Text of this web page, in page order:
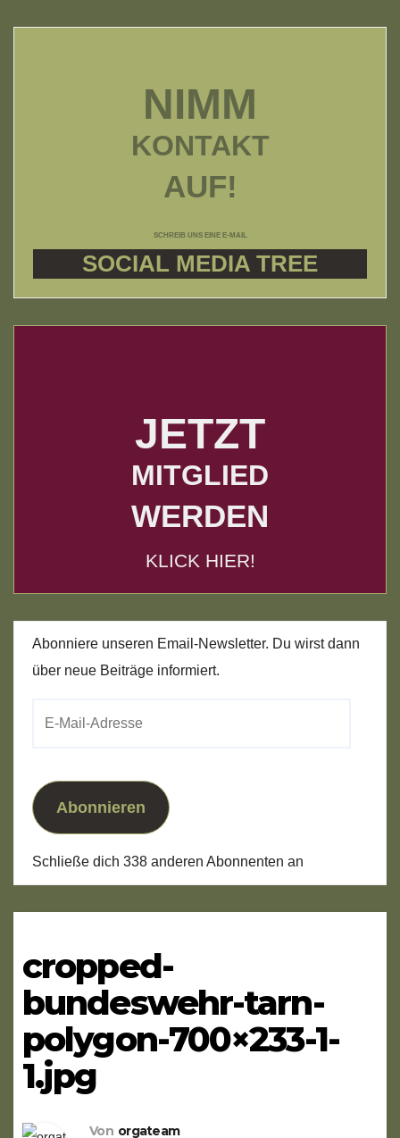
NIMM
KONTAKT
AUF!
SCHREIB UNS EINE E-MAIL
SOCIAL MEDIA TREE
JETZT
MITGLIED
WERDEN
KLICK HIER!
Abonniere unseren Email-Newsletter. Du wirst dann
über neue Beiträge informiert.
Abonnieren
Schließe dich 338 anderen Abonnenten an
cropped-
bundeswehr-tarn-
polygon-700×233-1-
1.jpg
Von orgateam